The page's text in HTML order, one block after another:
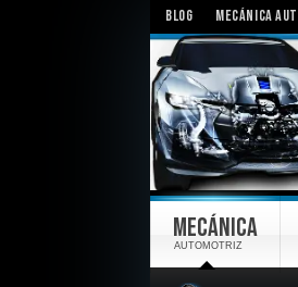
BLOG MECÁNICA
MECÁNICA
AUTOMOTRIZ